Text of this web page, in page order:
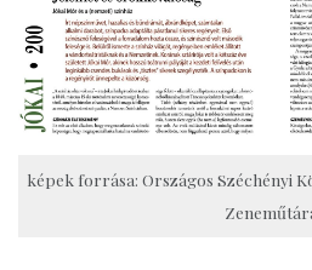
képek forrása: Országos Széchényi